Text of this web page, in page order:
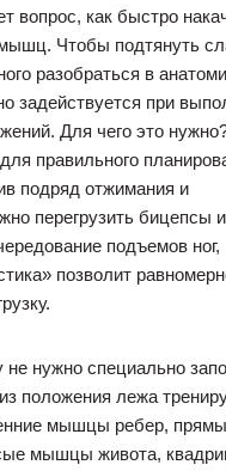
вопрос, как быстро
Чтобы подтянуть
разобраться в
задействуется при
Для чего это
правильного
подряд отжимания и
перегрузить бицепсы и
подъемов ног,
позволит
нужно специально
положения лежа
мышцы ребер,
мышцы живота,